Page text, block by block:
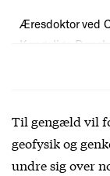
Æresdoktor ved
Kongelige
William Bowie-
Til gengæld vil
geofysik og
undre sig over